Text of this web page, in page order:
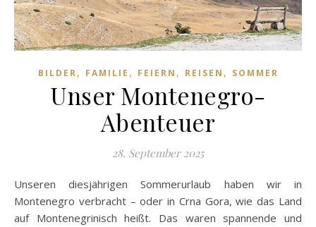
BILDER, FAMILIE , FEIERN , REISEN , SOMMER
Unser Montenegro-
Abenteuer
28. September 2025
Unseren diesjährigen Sommerurlaub haben wir in
Montenegro verbracht – oder in Crna Gora, wie das Land
auf Montenegrinisch heißt. Das waren spannende und